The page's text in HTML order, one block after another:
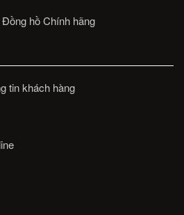
hồ Chính hãng
tin khách hàng